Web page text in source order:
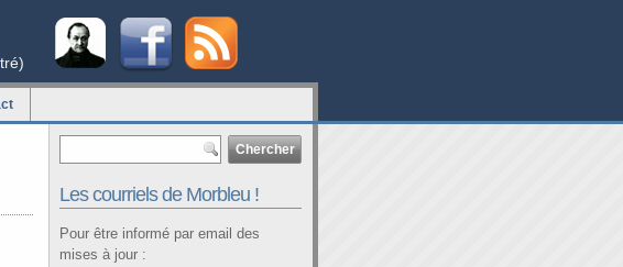
Les courriels de Morbleu !
Pour être informé par email des
mises à jour :